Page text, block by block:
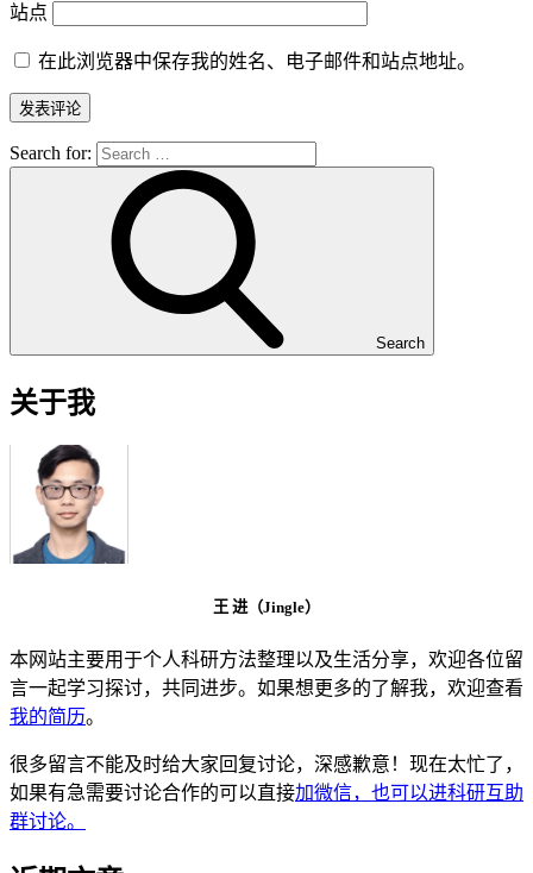
站点
在此浏览器中保存我的姓名、电子邮件和站点地址。
Search for:
Search
关于我
王 进（Jingle）
本网站主要用于个人科研方法整理以及生活分享，欢迎各位留
言一起学习探讨，共同进步。如果想更多的了解我，欢迎查看
我的简历。
很多留言不能及时给大家回复讨论，深感歉意！现在太忙了，
如果有急需要讨论合作的可以直接加微信，也可以进科研互助
群讨论。